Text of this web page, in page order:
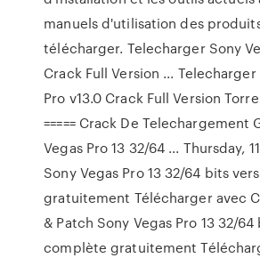
manuels d'utilisation des produits
télécharger. Telecharger Sony
Crack Full Version ... Telecharger
Pro v13.0 Crack Full Version
===== Crack De Telechargement
Vegas Pro 13 32/64 ... Thursday,
Sony Vegas Pro 13 32/64 bits
gratuitement Télécharger avec
& Patch Sony Vegas Pro 13 32/
complète gratuitement